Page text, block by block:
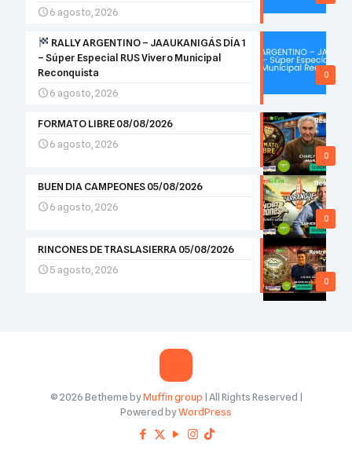
6 agosto, 2026
0
RALLY ARGENTINO – JAAUKANIGÁS DÍA 1
– Súper Especial RUS Vivero Municipal
Reconquista
6 agosto, 2026
0
FORMATO LIBRE 08/08/2026
6 agosto, 2026
0
BUEN DIA CAMPEONES 05/08/2026
6 agosto, 2026
0
RINCONES DE TRASLASIERRA 05/08/2026
5 agosto, 2026
© 2026 Betheme byMuffin group | All Rights Reserved |
Powered byWordPress